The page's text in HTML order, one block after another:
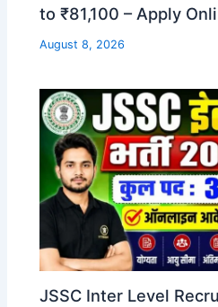
to ₹81,100 – Apply
August 8, 2026
JSSC Inter Level